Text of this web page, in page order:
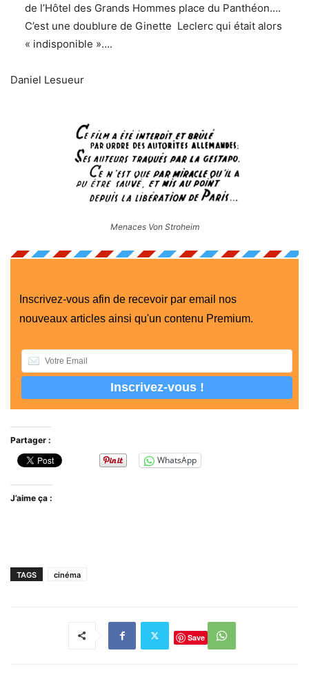
de l’Hôtel des Grands Hommes place du Panthéon….
C’est une doublure de Ginette Leclerc qui était alors
« indisponible »….
Daniel Lesueur
Menaces Von Stroheim
Inscrivez-vous afin de recevoir par email nos
nouveaux articles ainsi qu'un contenu Premium.
Partager :
WhatsApp
J’aime ça :
TAGS cinéma
Save